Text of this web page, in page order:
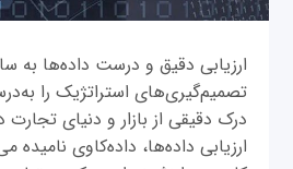
ارزیابی دقیق و درست داده‌ها به
تصمیم‌گیری‌های استراتژیک را
درک دقیقی از بازار و دنیای تجارت
ارزیابی داده‌ها، داده‌کاوی